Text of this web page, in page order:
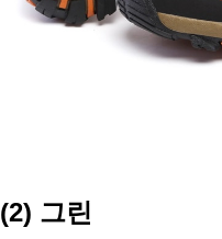
(2) 그린